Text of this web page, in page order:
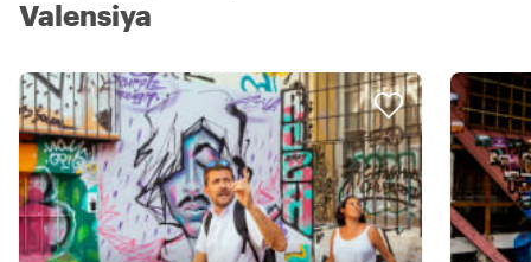
Valensiya